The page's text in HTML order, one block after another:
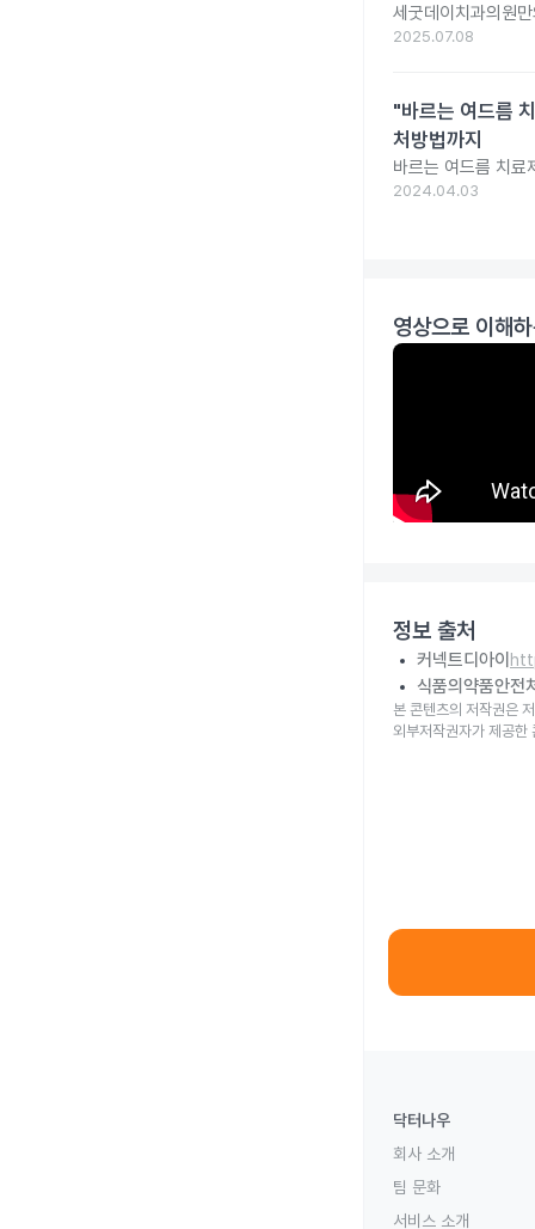
세굿데이치과의원
2025.07.08
"바르는 여드름
처방법까지
바르는 여드름 치료
2024.04.03
영상으로 이해
정보 출처
커넥트디아이
식품의약품안전
본 콘텐츠의 저작권은
외부저작권자가 제공한
닥터나우
회사 소개
팀 문화
서비스 소개